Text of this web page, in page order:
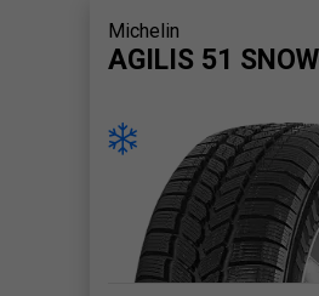
Michelin
AGILIS 51